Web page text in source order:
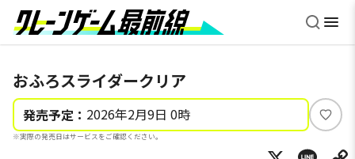
おふろスライダークリア
発売予定： 2026年2月9日 0時
※実際の発売日はサービスをご確認ください。
い